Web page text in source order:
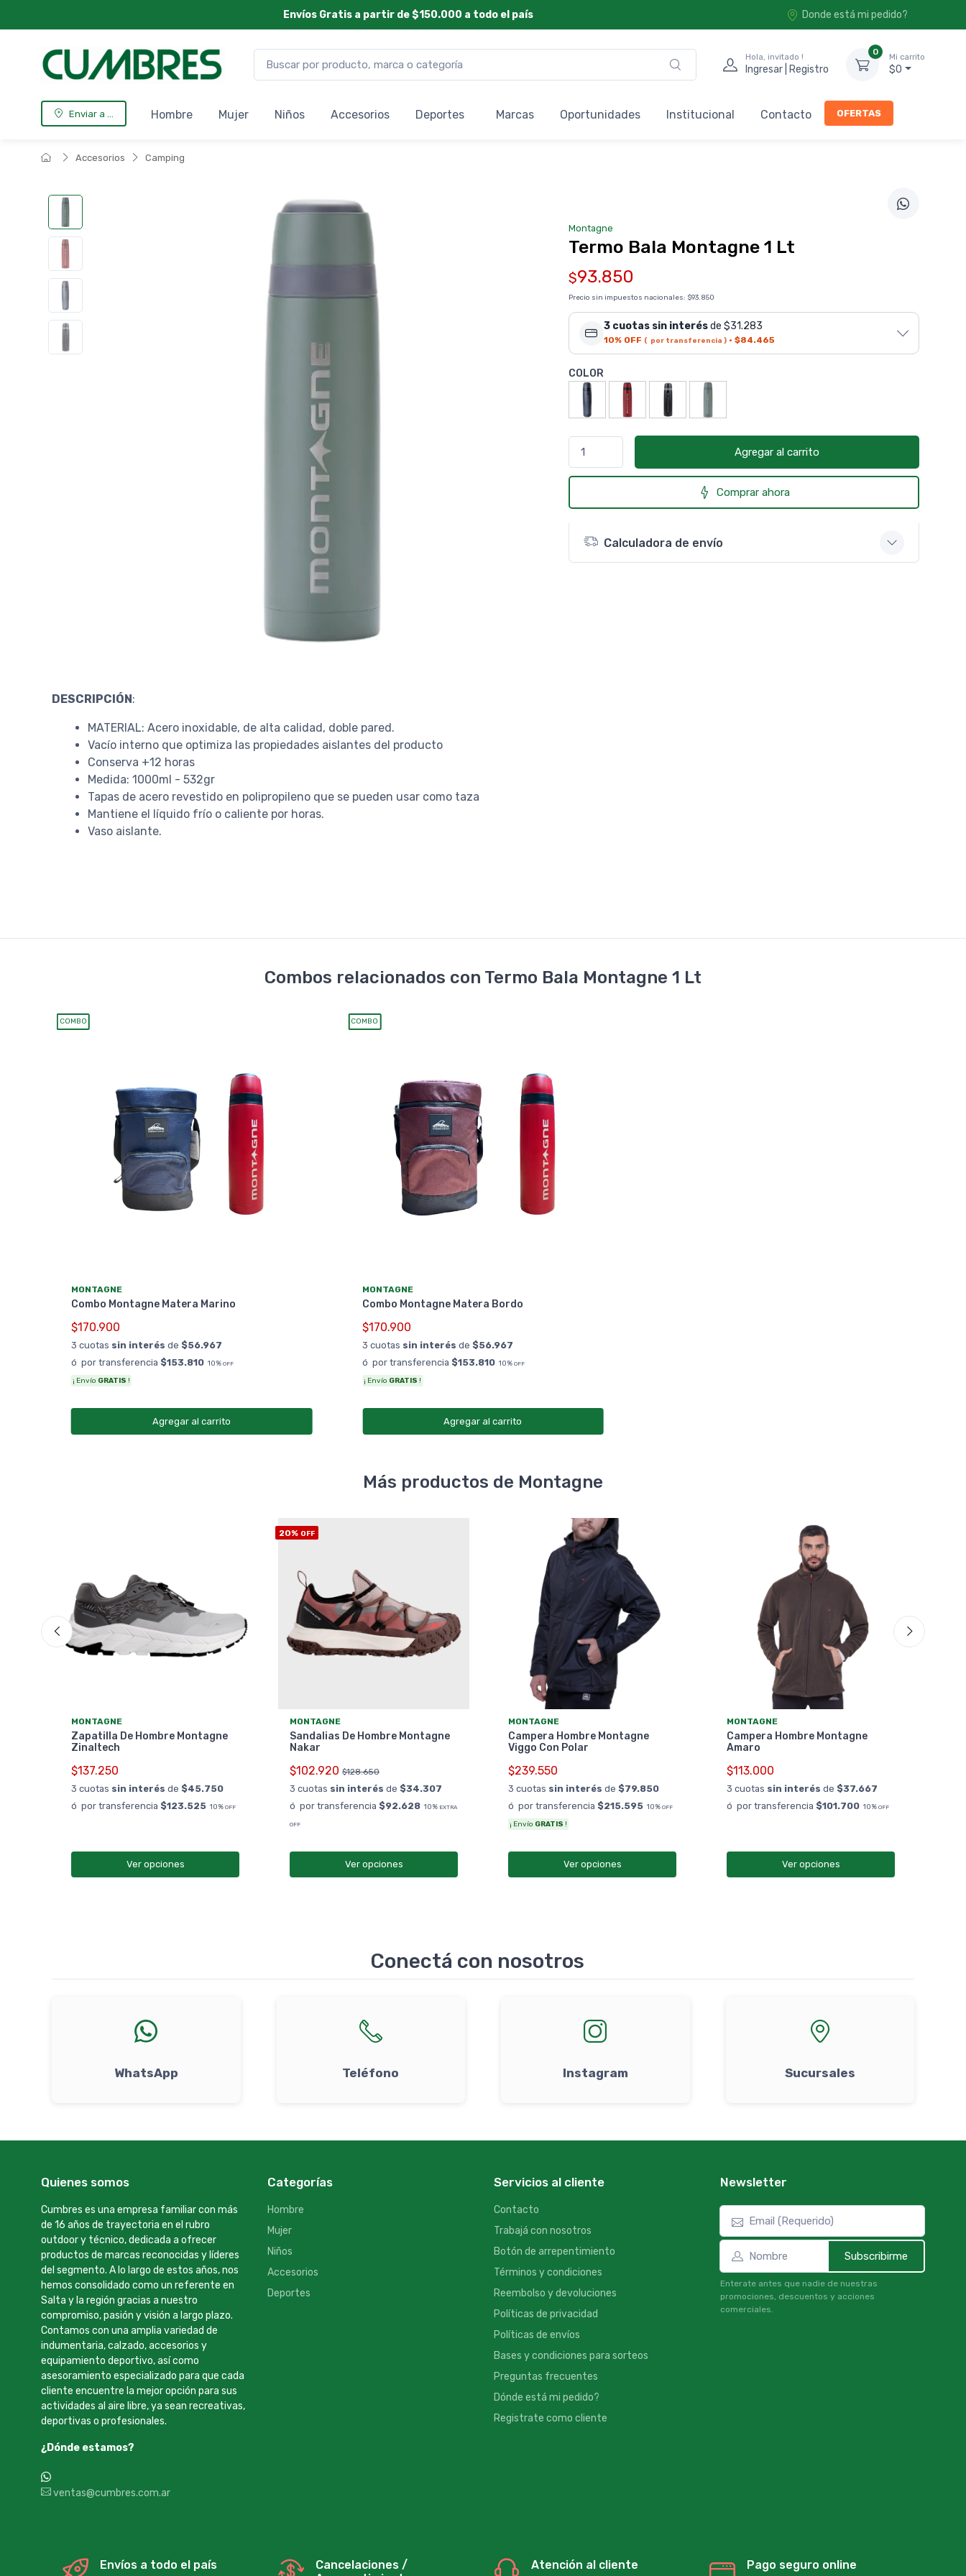
Envíos Gratis a partir de $150.000 a todo el país Donde está mi pedido?
Hola, invitado !
Ingresar | Registro
0
Mi carrito
$0
Enviar a ... Hombre Mujer Niños Accesorios Deportes Marcas Oportunidades Institucional Contacto OFERTAS
Accesorios Camping
Montagne
Termo Bala Montagne 1 Lt
$93.850
Precio sin impuestos nacionales: $93.850
3 cuotas sin interésde $31.283
10% OFF ( por transferencia )· $84.465
COLOR
Agregar al carrito
Comprar ahora
Calculadora de envío
DESCRIPCIÓN:
MATERIAL: Acero inoxidable, de alta calidad, doble pared.
Vacío interno que optimiza las propiedades aislantes del producto
Conserva +12 horas
Medida: 1000ml - 532gr
Tapas de acero revestido en polipropileno que se pueden usar como taza
Mantiene el líquido frío o caliente por horas.
Vaso aislante.
Combos relacionados con Termo Bala Montagne 1 Lt
COMBO
MONTAGNE
Combo Montagne Matera Marino
$170.900
3 cuotas sin interés de $56.967
ó por transferencia $153.810 10% OFF
¡ Envío GRATIS !
Agregar al carrito
COMBO
MONTAGNE
Combo Montagne Matera Bordo
$170.900
3 cuotas sin interés de$56.967
ó por transferencia$153.810 10%OFF
¡ Envío GRATIS !
Agregar al carrito
Más productos de Montagne
MONTAGNE
Zapatilla De Hombre Montagne
Zinaltech
$137.250
3 cuotas sin interés de $45.750
ó por transferencia $123.525 10% OFF
Ver opciones
20% OFF
MONTAGNE
Sandalias De Hombre Montagne
Nakar
$102.920 $128.650
3 cuotas sin interés de $34.307
ó por transferencia $92.628 10% EXTRA
OFF
Ver opciones
MONTAGNE
Campera Hombre Montagne
Viggo Con Polar
$239.550
3 cuotas sin interés de $79.850
ó por transferencia $215.595 10% OFF
¡ Envío GRATIS !
Ver opciones
MONTAGNE
Campera Hombre Montagne
Amaro
$113.000
3 cuotas sin interés de $37.667
ó por transferencia $101.700 10% OFF
Ver opciones
Conectá con nosotros
WhatsApp Teléfono Instagram Sucursales
Quienes somos
Cumbres es una empresa familiar con más
de 16 años de trayectoria en el rubro
outdoor y técnico, dedicada a ofrecer
productos de marcas reconocidas y líderes
del segmento. A lo largo de estos años, nos
hemos consolidado como un referente en
Salta y la región gracias a nuestro
compromiso, pasión y visión a largo plazo.
Contamos con una amplia variedad de
indumentaria, calzado, accesorios y
equipamiento deportivo, así como
asesoramiento especializado para que cada
cliente encuentre la mejor opción para sus
actividades al aire libre, ya sean recreativas,
deportivas o profesionales.
¿Dónde estamos?
ventas@cumbres.com.ar
Categorías
Hombre
Mujer
Niños
Accesorios
Deportes
Servicios al cliente
Contacto
Trabajá con nosotros
Botón de arrepentimiento
Términos y condiciones
Reembolso y devoluciones
Políticas de privacidad
Políticas de envíos
Bases y condiciones para sorteos
Preguntas frecuentes
Dónde está mi pedido?
Registrate como cliente
Newsletter
Subscribirme
Enterate antes que nadie de nuestras
promociones, descuentos y acciones
comerciales.
Envíos a todo el país
Cancelaciones /
Atención al cliente Pago seguro online